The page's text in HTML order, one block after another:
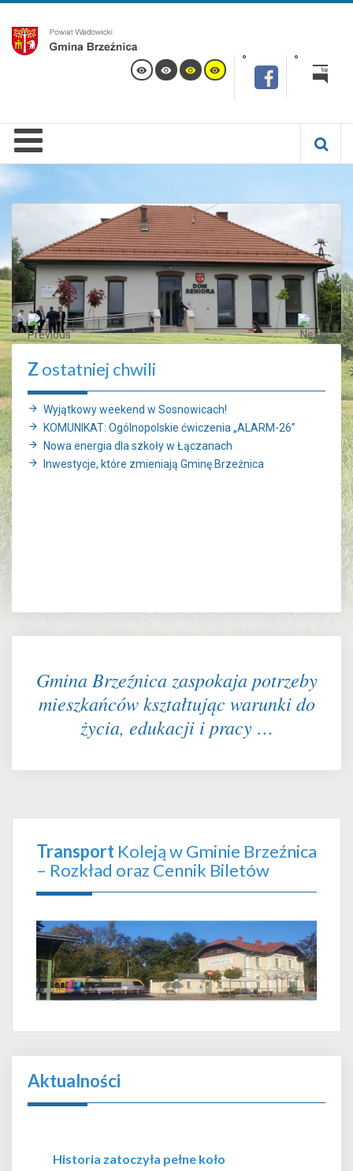
Z ostatniej chwili
Wyjątkowy weekend w Sosnowicach!
KOMUNIKAT: Ogólnopolskie ćwiczenia „ALARM-26”
Nowa energia dla szkoły w Łączanach
Inwestycje, które zmieniają Gminę Brzeźnica
Gmina Brzeźnica zaspokaja potrzeby
mieszkańców kształtując warunki do
życia, edukacji i pracy …
Transport Koleją w Gminie Brzeźnica
– Rozkład oraz Cennik Biletów
Aktualności
Historia zatoczyła pełne koło